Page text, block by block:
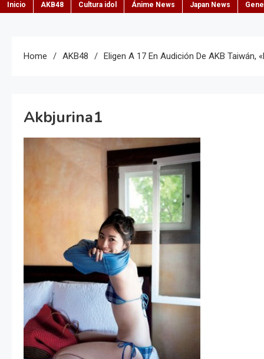
Inicio AKB48 Cultura idol Ánime News Japan News
Home AKB48 Eligen A 17 En Audición De AKB Taiwán,
Akbjurina1